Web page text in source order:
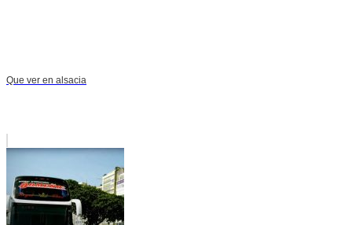
Que ver en alsacia